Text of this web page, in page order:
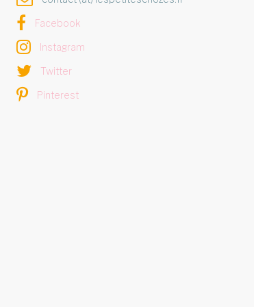
Facebook
Instagram
Twitter
Pinterest